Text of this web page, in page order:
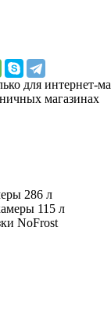
для интернет-
магазинах
286 л
115 л
NoFrost